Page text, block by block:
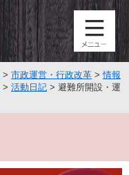
> 市政運営・行政改革 >情報
> 活動日記 > 避難所開設・運